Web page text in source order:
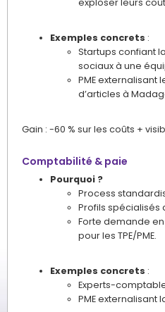
exploser leurs
Exemples concrets :
Startups confiant
sociaux à une
PME externalisant
d’articles à
Gain : -60 % sur les coûts +
Comptabilité & paie
Pourquoi ?
Process
Profils spécialisés
Forte demande
pour les TPE/PME.
Exemples concrets :
Experts-
PME externalisant